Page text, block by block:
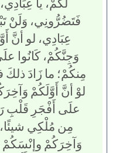
فَتَضُرُّونِي، وَلَنْ
عِبَادِي، لو أنَّ
وَجِنَّكُمْ، كَانُوا
مِنكُمْ؛ ما زَادَ ذلكَ
لوْ أنَّ أَوَّلَكُمْ
علَى أَفْجَرِ قَلْبِ
مِن مُلْكِي شيئًا،
وَآخِرَكُمْ وإنْسَكُمْ